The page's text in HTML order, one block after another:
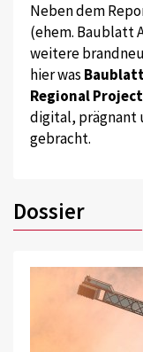
Neben dem
(ehem. Baublatt
weitere
hier was
Regional
digital, prägnant
gebracht.
Dossier